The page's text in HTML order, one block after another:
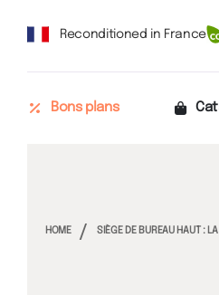
Reconditioned in France
Bons plans
HOME SIÈGE DE BUREAU HAUT :